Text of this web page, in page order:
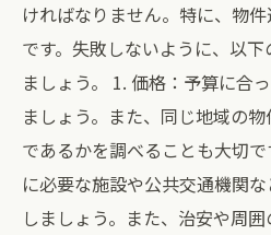
ければなりません。特に、物
です。失敗しないように、以
ましょう。 1. 価格：予算に合
ましょう。また、同じ地域の
であるかを調べることも大切
に必要な施設や公共交通機関
しましょう。また、治安や周